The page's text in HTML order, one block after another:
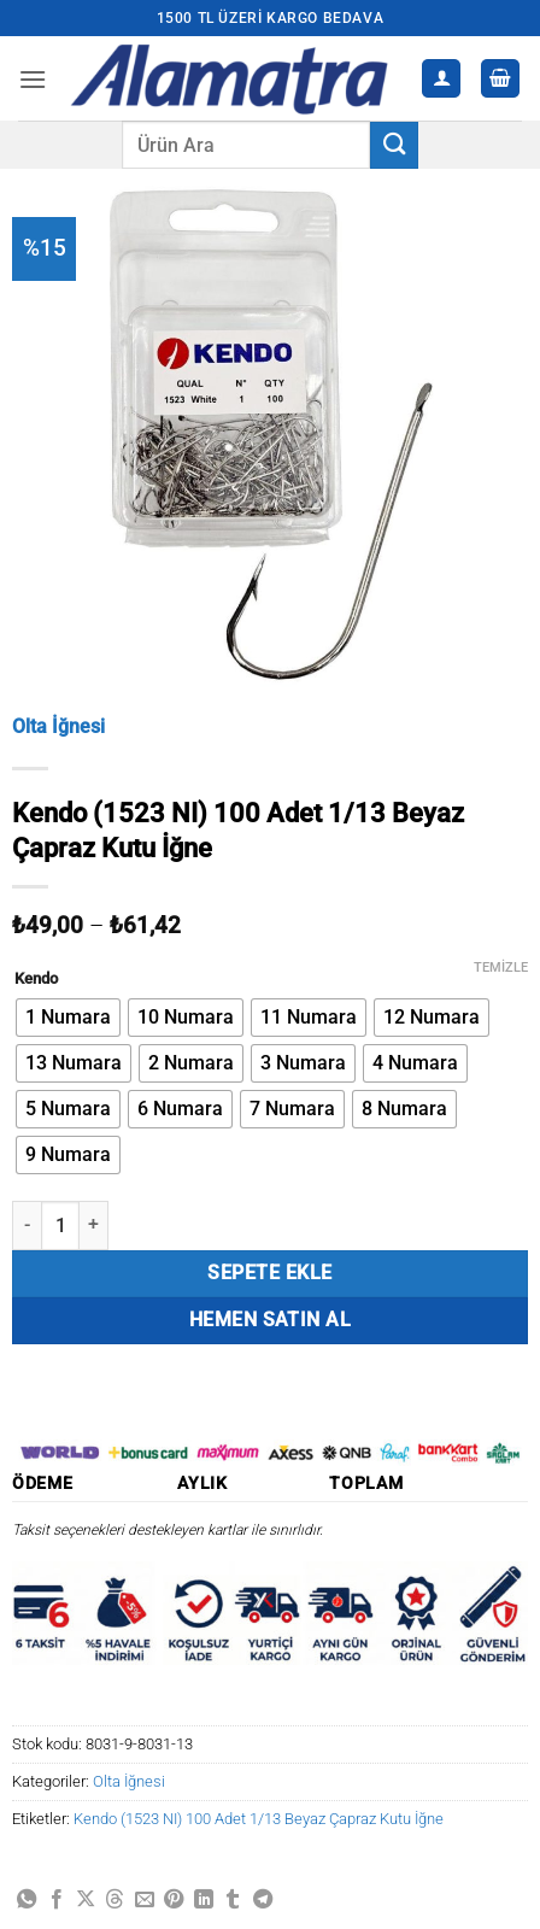
atla
1500 TL ÜZERI KARGO BEDAVA
Ara:
%15
Olta İğnesi
Kendo (1523 NI) 100 Adet 1/13 Beyaz
Çapraz Kutu İğne
₺49,00 – ₺61,42Fiyat
-
₺61,42
Kendo
1 Numara 10 Numara 11 Numara
12 Numara
13 Numara
2 Numara 3 Numara
4 Numara
5 Numara
6 Numara 7 Numara
8 Numara
9 Numara
TEMIZLE
Kendo (1523 NI) 100 Adet 1/13 Beyaz Çapraz Kutu İğne adet
SEPETE EKLE
HEMEN SATIN AL
ÖDEME AYLIK TOPLAM
Taksit seçenekleri destekleyen kartlar ile sınırlıdır.
Stok kodu: 8031-9-8031-13
Kategoriler: Olta İğnesi
Etiketler: Kendo (1523 NI) 100 Adet 1/13 Beyaz Çapraz Kutu İğne